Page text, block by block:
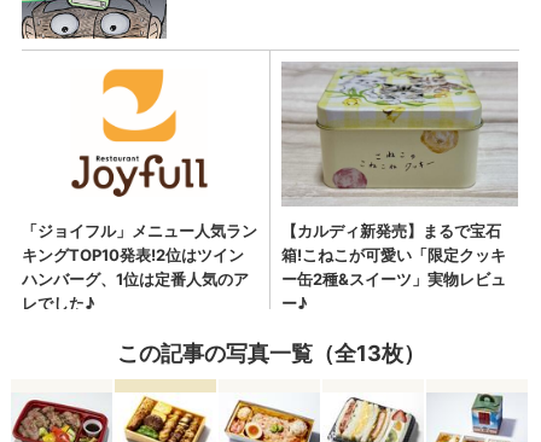
この記事の写真一覧（全13枚）